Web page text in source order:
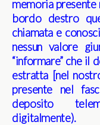
memoria presente
bordo destro
chiamata e
nessun valore
“informare” che il
estratta [nel
presente nel
deposito
digitalmente).